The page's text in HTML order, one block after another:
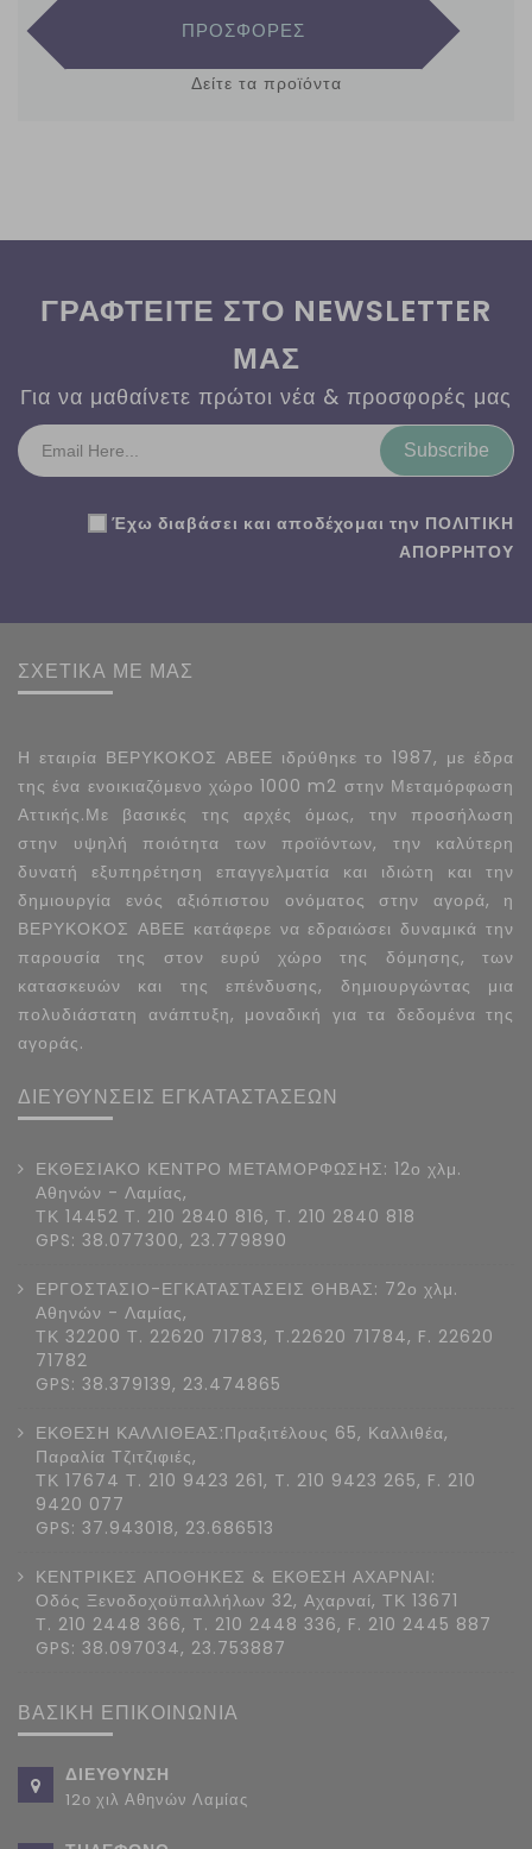
ΠΡΟΣΦΟΡΕΣ
Δείτε τα προϊόντα
ΓΡΑΦΤΕΙΤΕ ΣΤΟ NEWSLETTER
ΜΑΣ
Για να μαθαίνετε πρώτοι νέα & προσφορές μας
Subscribe
Έχω διαβάσει και αποδέχομαι την ΠΟΛΙΤΙΚΗ
ΑΠΟΡΡΗΤΟΥ
ΣΧΕΤΙΚΑ ΜΕ ΜΑΣ
Η εταιρία ΒΕΡΥΚΟΚΟΣ ΑΒΕΕ ιδρύθηκε το 1987, με έδρα
της ένα ενοικιαζόμενο χώρο 1000 m2 στην Μεταμόρφωση
Αττικής.Με βασικές της αρχές όμως, την προσήλωση
στην υψηλή ποιότητα των προϊόντων, την καλύτερη
δυνατή εξυπηρέτηση επαγγελματία και ιδιώτη και την
δημιουργία ενός αξιόπιστου ονόματος στην αγορά, η
ΒΕΡΥΚΟΚΟΣ ΑΒΕΕ κατάφερε να εδραιώσει δυναμικά την
παρουσία της στον ευρύ χώρο της δόμησης, των
κατασκευών και της επένδυσης, δημιουργώντας μια
πολυδιάστατη ανάπτυξη, μοναδική για τα δεδομένα της
αγοράς.
ΔΙΕΥΘΥΝΣΕΙΣ ΕΓΚΑΤΑΣΤΑΣΕΩΝ
ΕΚΘΕΣΙΑΚΟ ΚΕΝΤΡΟ ΜΕΤΑΜΟΡΦΩΣΗΣ: 12ο χλμ.
Αθηνών - Λαμίας,
ΤΚ 14452 Τ. 210 2840 816, Τ. 210 2840 818
GPS: 38.077300, 23.779890
ΕΡΓΟΣΤΑΣΙΟ-ΕΓΚΑΤΑΣΤΑΣΕΙΣ ΘΗΒΑΣ: 72ο χλμ.
Αθηνών - Λαμίας,
ΤΚ 32200 Τ. 22620 71783, T.22620 71784, F. 22620
71782
GPS: 38.379139, 23.474865
ΕΚΘΕΣΗ ΚΑΛΛΙΘΕΑΣ:Πραξιτέλους 65, Καλλιθέα,
Παραλία Τζιτζιφιές,
ΤΚ 17674 Τ. 210 9423 261, T. 210 9423 265, F. 210
9420 077
GPS: 37.943018, 23.686513
ΚΕΝΤΡΙΚΕΣ ΑΠΟΘΗΚΕΣ & ΕΚΘΕΣΗ ΑΧΑΡΝΑΙ:
Οδός Ξενοδοχοϋπαλλήλων 32, Αχαρναί, ΤΚ 13671
Τ. 210 2448 366, T. 210 2448 336, F. 210 2445 887
GPS: 38.097034, 23.753887
ΒΑΣΙΚΗ ΕΠΙΚΟΙΝΩΝΙΑ
ΔΙΕΥΘΥΝΣΗ
12ο χιλ Αθηνών Λαμίας